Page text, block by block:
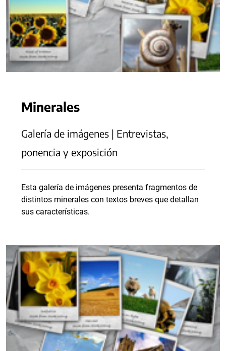
Minerales
Galería de imágenes | Entrevistas,
ponencia y exposición
Esta galería de imágenes presenta fragmentos de
distintos minerales con textos breves que detallan
sus características.